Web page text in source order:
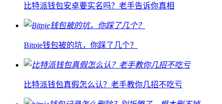
比特派钱包安卓要实名吗？老手告诉你真相
Bitpie钱包被的坑，你踩了几个？
比特派钱包真假怎么认？老手教你几招不吃亏